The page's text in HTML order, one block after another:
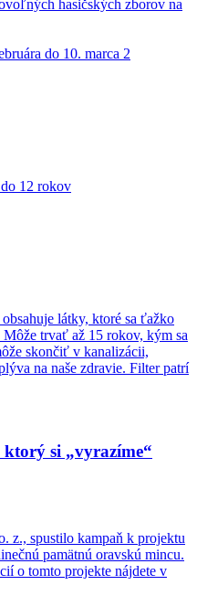
hasičských zborov na
do 10. marca 2
12 rokov
látky, ktoré sa ťažko
trvať až 15 rokov, kým sa
skončiť v kanalizácii,
na naše zdravie. Filter patrí
si „vyrazíme“
z., spustilo kampaň k projektu
pamätnú oravskú mincu.
o tomto projekte nájdete v